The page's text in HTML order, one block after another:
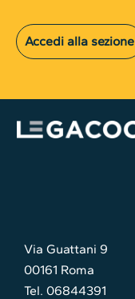
Accedi alla sezione
Via Guattani 9
00161 Roma
Tel. 06844391